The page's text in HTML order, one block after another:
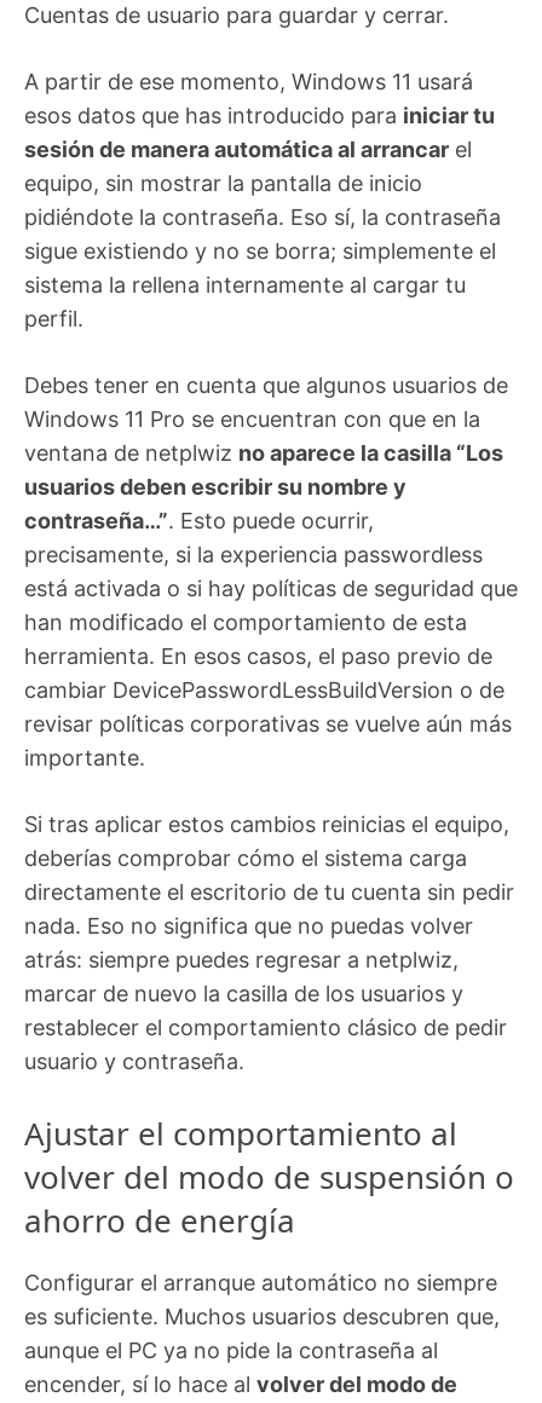
Cuentas de usuario para guardar y cerrar.
A partir de ese momento, Windows 11 usará
esos datos que has introducido para iniciar tu
sesión de manera automática al arrancar el
equipo, sin mostrar la pantalla de inicio
pidiéndote la contraseña. Eso sí, la contraseña
sigue existiendo y no se borra; simplemente el
sistema la rellena internamente al cargar tu
perfil.
Debes tener en cuenta que algunos usuarios de
Windows 11 Pro se encuentran con que en la
ventana de netplwiz no aparece la casilla “Los
usuarios deben escribir su nombre y
contraseña…”. Esto puede ocurrir,
precisamente, si la experiencia passwordless
está activada o si hay políticas de seguridad que
han modificado el comportamiento de esta
herramienta. En esos casos, el paso previo de
cambiar DevicePasswordLessBuildVersion o de
revisar políticas corporativas se vuelve aún más
importante.
Si tras aplicar estos cambios reinicias el equipo,
deberías comprobar cómo el sistema carga
directamente el escritorio de tu cuenta sin pedir
nada. Eso no significa que no puedas volver
atrás: siempre puedes regresar a netplwiz,
marcar de nuevo la casilla de los usuarios y
restablecer el comportamiento clásico de pedir
usuario y contraseña.
Ajustar el comportamiento al
volver del modo de suspensión o
ahorro de energía
Configurar el arranque automático no siempre
es suficiente. Muchos usuarios descubren que,
aunque el PC ya no pide la contraseña al
encender, sí lo hace al volver del modo de